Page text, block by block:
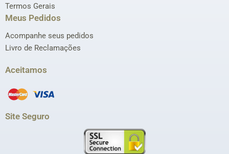
Termos Gerais
Meus Pedidos
Acompanhe seus pedidos
Livro de Reclamações
Aceitamos
Site Seguro